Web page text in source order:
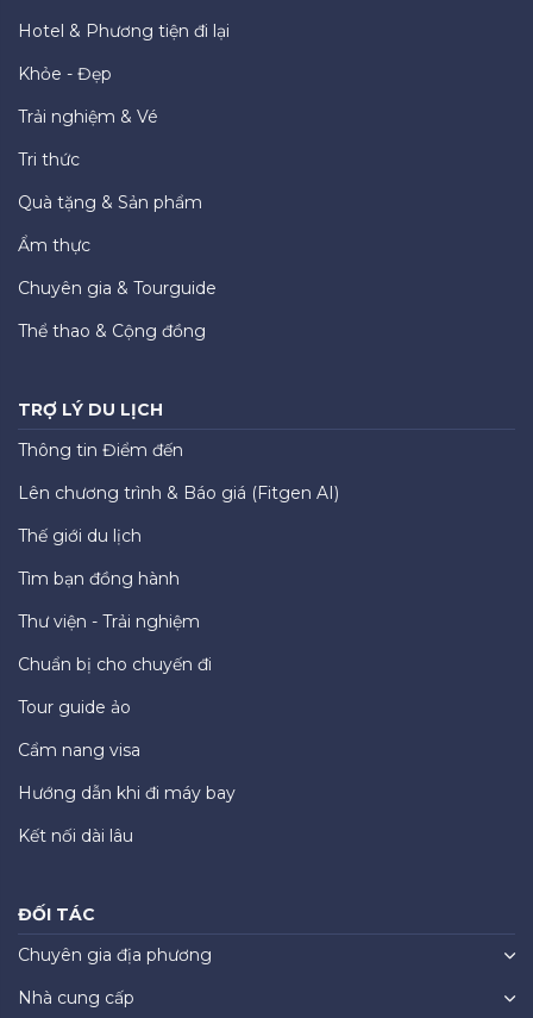
Hotel & Phương tiện đi lại
Khỏe - Đẹp
Trải nghiệm & Vé
Tri thức
Quà tặng & Sản phẩm
Ẩm thực
Chuyên gia & Tourguide
Thể thao & Cộng đồng
TRỢ LÝ DU LỊCH
Thông tin Điểm đến
Lên chương trình & Báo giá (Fitgen AI)
Thế giới du lịch
Tìm bạn đồng hành
Thư viện - Trải nghiệm
Chuẩn bị cho chuyến đi
Tour guide ảo
Cẩm nang visa
Hướng dẫn khi đi máy bay
Kết nối dài lâu
ĐỐI TÁC
Chuyên gia địa phương
Nhà cung cấp